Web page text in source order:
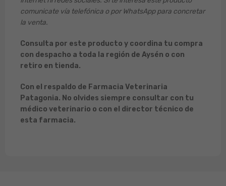
comunicate vía telefónica o por WhatsApp para concretar
la venta.
Consulta por este producto y coordina tu compra
con despacho a toda la región de Aysén o con
retiro en tienda.
Con el respaldo de Farmacia Veterinaria
Patagonia. No olvides siempre consultar con tu
médico veterinario o con el director técnico de
esta farmacia.